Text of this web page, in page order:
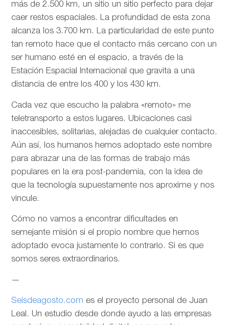
más de 2.500 km, un sitio un sitio perfecto para dejar
caer restos espaciales. La profundidad de esta zona
alcanza los 3.700 km. La particularidad de este punto
tan remoto hace que el contacto más cercano con un
ser humano esté en el espacio, a través de la
Estación Espacial Internacional que gravita a una
distancia de entre los 400 y los 430 km.
Cada vez que escucho la palabra «remoto» me
teletransporto a estos lugares. Ubicaciones casi
inaccesibles, solitarias, alejadas de cualquier contacto.
Aún así, los humanos hemos adoptado este nombre
para abrazar una de las formas de trabajo más
populares en la era post-pandemia, con la idea de
que la tecnología supuestamente nos aproxime y nos
vincule.
Cómo no vamos a encontrar dificultades en
semejante misión si el propio nombre que hemos
adoptado evoca justamente lo contrario. Si es que
somos seres extraordinarios.
—
Seisdeagosto.com es el proyecto personal de Juan
Leal. Un estudio desde donde ayudo a las empresas